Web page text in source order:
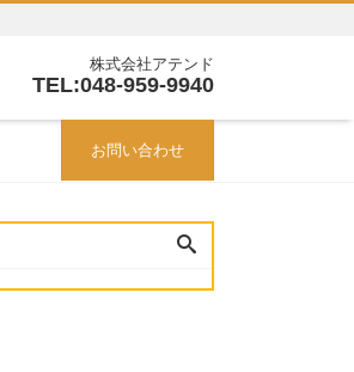
株式会社アテンド
TEL:048-959-9940
お問い合わせ